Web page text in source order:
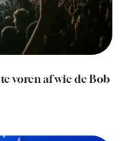
voren af wie de Bob